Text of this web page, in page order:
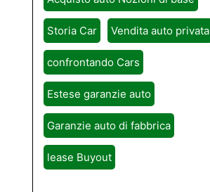
Storia Car Vendita auto privata
confrontando Cars
Estese garanzie auto
Garanzie auto di fabbrica
lease Buyout